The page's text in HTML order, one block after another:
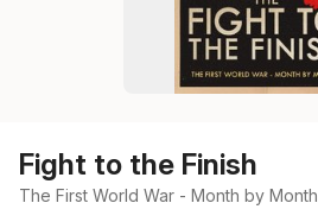
Fight to the Finish
The First World War - Month by Month